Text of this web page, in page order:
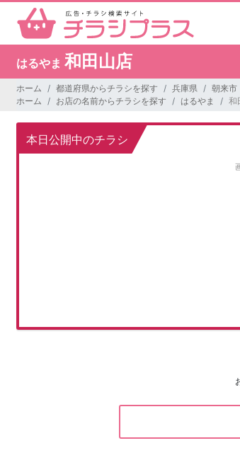
はるやま 和田山店
ホーム 都道府県からチラシを探す 兵庫県 朝来市
ホーム
お店の名前からチラシを探す はるやま 和
本日公開中のチラシ